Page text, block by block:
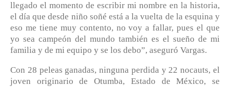
llegado el momento de escribir mi nombre en la historia,
el día que desde niño soñé está a la vuelta de la esquina y
eso me tiene muy contento, no voy a fallar, pues el que
yo sea campeón del mundo también es el sueño de mi
familia y de mi equipo y se los debo”, aseguró Vargas.
Con 28 peleas ganadas, ninguna perdida y 22 nocauts, el
joven originario de Otumba, Estado de México, se